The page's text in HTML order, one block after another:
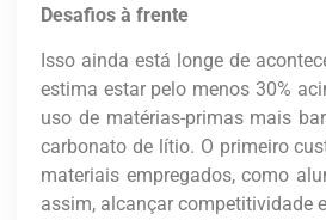
Desafios à frente
Isso ainda está longe de
estima estar pelo menos 30%
uso de matérias-primas mais
carbonato de lítio. O primeiro
materiais empregados, como
assim, alcançar competitividade